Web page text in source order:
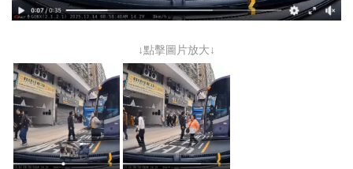
↓點擊圖片放大↓